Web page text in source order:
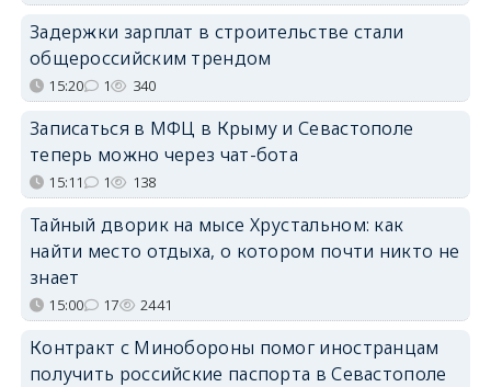
Задержки зарплат в строительстве стали
общероссийским трендом
15:20 1 340
Записаться в МФЦ в Крыму и Севастополе
теперь можно через чат-бота
15:11 1 138
Тайный дворик на мысе Хрустальном: как
найти место отдыха, о котором почти никто не
знает
15:00 17 2441
Контракт с Минобороны помог иностранцам
получить российские паспорта в Севастополе